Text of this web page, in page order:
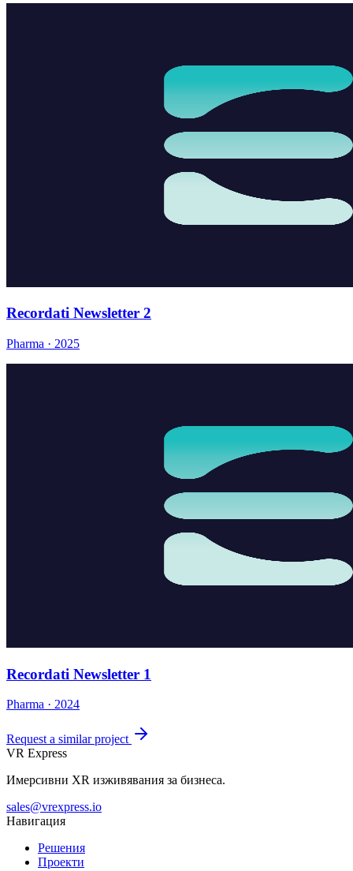
Recordati Newsletter 2
Pharma · 2025
Recordati Newsletter 1
Pharma · 2024
Request a similar project
VR Express
Имерсивни XR изживявания за бизнеса.
sales@vrexpress.io
Навигация
Решения
Проекти